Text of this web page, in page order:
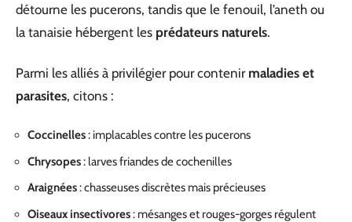
détourne les pucerons, tandis que le fenouil, l’aneth ou
la tanaisie hébergent les prédateurs naturels.
Parmi les alliés à privilégier pour contenir maladies et
parasites, citons :
Coccinelles: implacables contre les pucerons
Chrysopes: larves friandes de cochenilles
Araignées: chasseuses discrètes mais précieuses
Oiseaux insectivores: mésanges et rouges-gorges régulent